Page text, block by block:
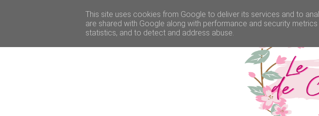
This site uses cookies from Google to deliver its services and to
are shared with Google along with performance and security
statistics, and to detect and address abuse.